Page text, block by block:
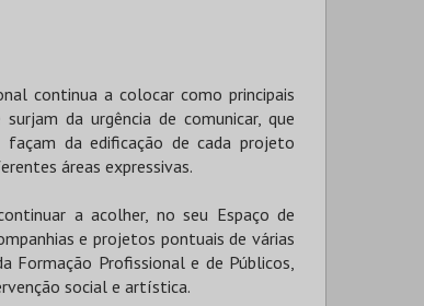
continua a colocar como principais
da urgência de comunicar, que
da edificação de cada projeto
áreas expressivas.
a acolher, no seu Espaço de
e projetos pontuais de várias
Formação Profissional e de Públicos,
social e artística.